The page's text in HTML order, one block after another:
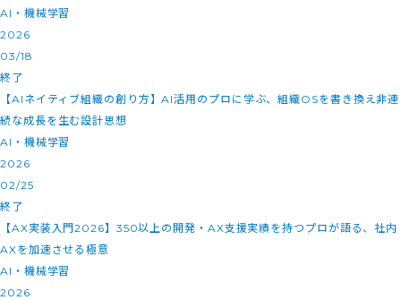
AI・機械学習
2026
03/18
終了
【AIネイティブ組織の創り方】AI活用のプロに学ぶ、組織OSを書き換え非連
続な成長を生む設計思想
AI・機械学習
2026
02/25
終了
【AX実装入門2026】350以上の開発・AX支援実績を持つプロが語る、社内
AXを加速させる極意
AI・機械学習
2026